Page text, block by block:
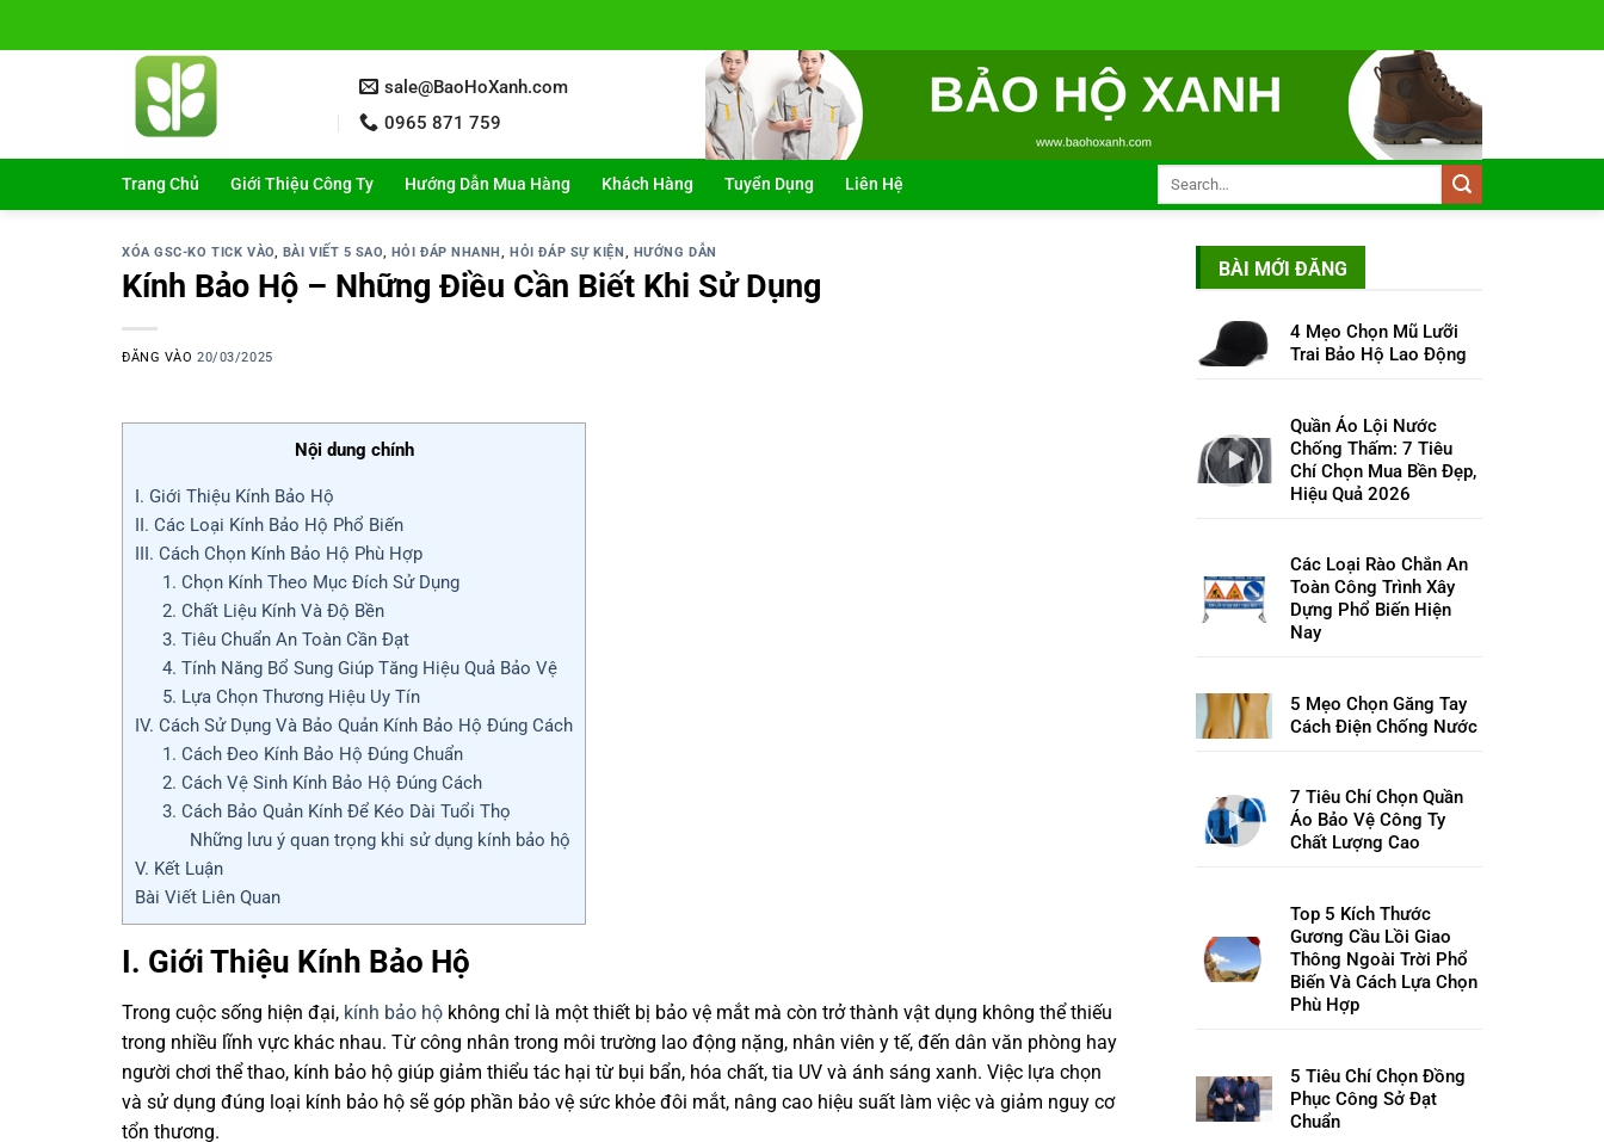
sale@BaoHoXanh.com
0965 871 759
Trang Chủ Giới Thiệu Công Ty Hướng Dẫn Mua Hàng Khách Hàng Tuyển Dụng Liên Hệ
XÓA GSC-KO TICK VÀO, BÀI VIẾT 5 SAO, HỎI ĐÁP NHANH,HỎI ĐÁP SỰ KIỆN, HƯỚNG DẪN
Kính Bảo Hộ – Những Điều Cần Biết Khi Sử Dụng
ĐĂNG VÀO20/03/2025
Nội dung chính
I. Giới Thiệu Kính Bảo Hộ
II. Các Loại Kính Bảo Hộ Phổ Biến
III. Cách Chọn Kính Bảo Hộ Phù Hợp
1. Chọn Kính Theo Mục Đích Sử Dụng
2. Chất Liệu Kính Và Độ Bền
3. Tiêu Chuẩn An Toàn Cần Đạt
4. Tính Năng Bổ Sung Giúp Tăng Hiệu Quả Bảo Vệ
5. Lựa Chọn Thương Hiệu Uy Tín
IV. Cách Sử Dụng Và Bảo Quản Kính Bảo Hộ Đúng Cách
1. Cách Đeo Kính Bảo Hộ Đúng Chuẩn
2. Cách Vệ Sinh Kính Bảo Hộ Đúng Cách
3. Cách Bảo Quản Kính Để Kéo Dài Tuổi Thọ
Những lưu ý quan trọng khi sử dụng kính bảo hộ
V. Kết Luận
Bài Viết Liên Quan
I. Giới Thiệu Kính Bảo Hộ
Trong cuộc sống hiện đại, kính bảo hộ không chỉ là một thiết bị bảo vệ mắt mà còn trở thành vật dụng không thể thiếu
trong nhiều lĩnh vực khác nhau. Từ công nhân trong môi trường lao động nặng, nhân viên y tế, đến dân văn phòng hay
người chơi thể thao, kính bảo hộ giúp giảm thiểu tác hại từ bụi bẩn, hóa chất, tia UV và ánh sáng xanh. Việc lựa chọn
và sử dụng đúng loại kính bảo hộ sẽ góp phần bảo vệ sức khỏe đôi mắt, nâng cao hiệu suất làm việc và giảm nguy cơ
tổn thương.
BÀI MỚI ĐĂNG
4 Mẹo Chọn Mũ Lưỡi
Trai Bảo Hộ Lao Động
Quần Áo Lội Nước
Chống Thấm: 7 Tiêu
Chí Chọn Mua Bền Đẹp,
Hiệu Quả 2026
Các Loại Rào Chắn An
Toàn Công Trình Xây
Dựng Phổ Biến Hiện
Nay
5 Mẹo Chọn Găng Tay
Cách Điện Chống Nước
7 Tiêu Chí Chọn Quần
Áo Bảo Vệ Công Ty
Chất Lượng Cao
Top 5 Kích Thước
Gương Cầu Lồi Giao
Thông Ngoài Trời Phổ
Biến Và Cách Lựa Chọn
Phù Hợp
5 Tiêu Chí Chọn Đồng
Phục Công Sở Đạt
Chuẩn